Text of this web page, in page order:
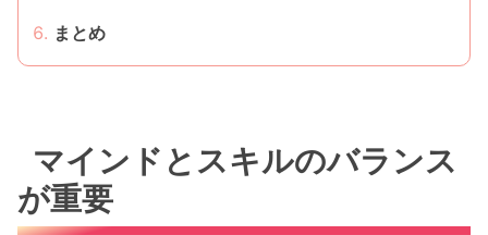
まとめ
マインドとスキルのバランス
が重要